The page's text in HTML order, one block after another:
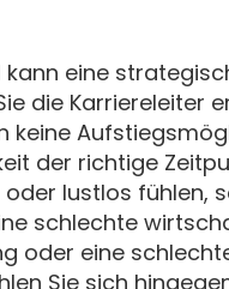
eine
die Karriereleiter
keine
der richtige
lustlos fühlen,
schlechte
oder eine
Sie sich